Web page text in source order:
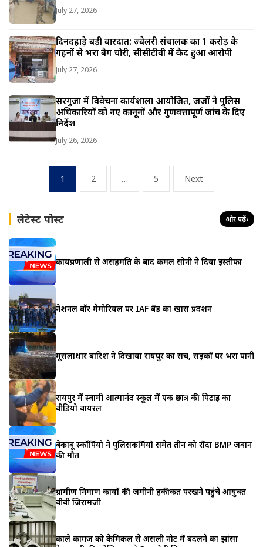
July 27, 2026
दिनदहाड़े बड़ी वारदात: ज्वेलरी संचालक का 1 करोड़ के
गहनों से भरा बैग चोरी, सीसीटीवी में कैद हुआ आरोपी
July 27, 2026
सरगुजा में विवेचना कार्यशाला आयोजित, जजों ने पुलिस
अधिकारियों को नए कानूनों और गुणवत्तापूर्ण जांच के दिए
निर्देश
July 26, 2026
pagination
1 2 … 5 Next
लेटेस्ट पोस्ट और पढ़ें›
कार्यप्रणाली से असहमति के बाद कमल सोनी ने दिया इस्तीफा
नेशनल वॉर मेमोरियल पर IAF बैंड का खास प्रदर्शन
मूसलाधार बारिश ने दिखाया रायपुर का सच, सड़कों पर भरा पानी
रायपुर में स्वामी आत्मानंद स्कूल में एक छात्र की पिटाई का
वीडियो वायरल
बेकाबू स्कॉर्पियो ने पुलिसकर्मियों समेत तीन को रौंदा BMP जवान
की मौत
ग्रामीण निर्माण कार्यों की जमीनी हकीकत परखने पहुंचे आयुक्त
वीबी जिरामजी
काले कागज को केमिकल से असली नोट में बदलने का झांसा